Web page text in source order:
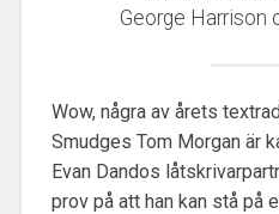
George Harrison
Wow, några av årets
Smudges Tom Morgan är
Evan Dandos
prov på att han kan stå på